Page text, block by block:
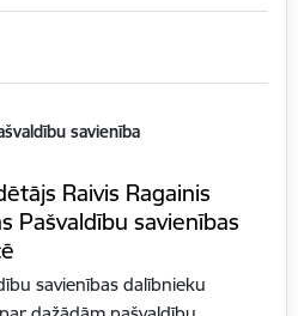
savienība
Raivis Ragainis
Pašvaldību savienības
savienības dalībnieku